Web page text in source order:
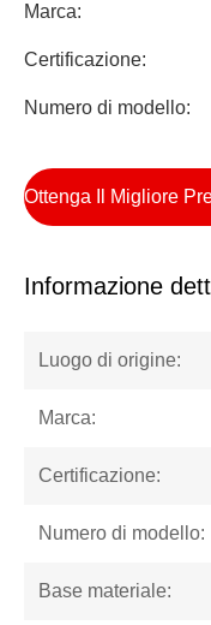
Marca:
Certificazione:
Numero di modello:
Ottenga Il Migliore
Informazione
Luogo di origine:
Marca:
Certificazione:
Numero di modello:
Base materiale: